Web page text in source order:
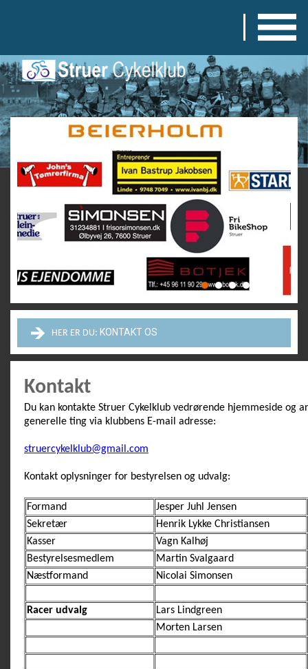
HER ER DU: KONTAKT OS
Kontakt
Du kan kontakte Struer Cykelklub vedrørende hjemmeside og
generelle ting via klubbens E-mail adresse:
struercykelklub@gmail.com
Kontakt oplysninger for bestyrelsen og udvalg:
Formand
Jesper Juhl Jensen
Sekretær
Henrik Lykke Christiansen
Kasser
Vagn Kalhøj
Bestyrelsesmedlem
Martin Svalgaard
Næstformand
Nicolai Simonsen
Racer udvalg
Lars Lindgreen
Morten Larsen